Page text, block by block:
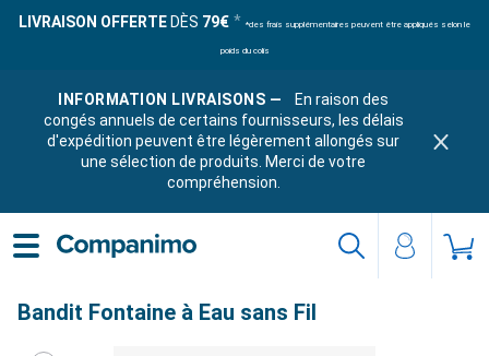
LIVRAISON OFFERTE DÈS 79€ *des frais supplémentaires peuvent être appliqués selon le
poids du colis
INFORMATION LIVRAISONS —
En raison des
congés annuels de certains fournisseurs, les délais
d'expédition peuvent être légèrement allongés sur
une sélection de produits. Merci de votre
compréhension.
Bandit Fontaine à Eau sans Fil